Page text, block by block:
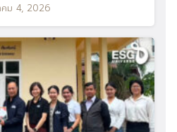
คม 4, 2026